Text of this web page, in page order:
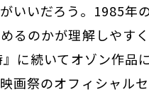
いいだろう。1985年
るのかが理解しやす
に続いてオゾン作品
画祭のオフィシャル